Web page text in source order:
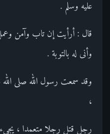
عليه وسلم .
قال : أرأيت إن تاب وآمن
وأنى له بالتوبة .
وقد سمعت رسول الله صلى الله
،
رجل قتل رجلا متعمدا ، يجيء